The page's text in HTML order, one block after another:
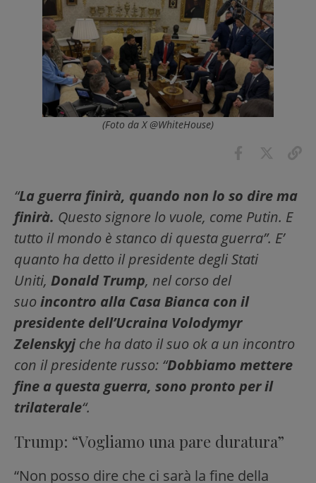
(Foto da X @WhiteHouse)
“La guerra finirà, quando non lo so dire ma
finirà. Questo signore lo vuole, come Putin. E
tutto il mondo è stanco di questa guerra”. E’
quanto ha detto il presidente degli Stati
Uniti, Donald Trump, nel corso del
suo incontro alla Casa Bianca con il
presidente dell’Ucraina Volodymyr
Zelenskyjche ha dato il suo ok a un incontro
con il presidente russo: “Dobbiamo mettere
fine a questa guerra, sono pronto per il
trilaterale“.
Trump: “Vogliamo una pare duratura”
“Non posso dire che ci sarà la fine della